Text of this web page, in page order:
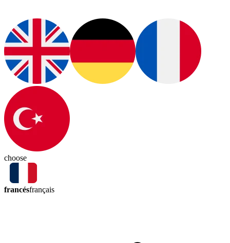
choose
francésfrançais